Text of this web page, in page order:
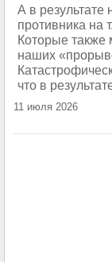
А в
противника на
Которые также
наших
что в
11 июля 2026